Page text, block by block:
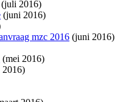
(juli 2016)
(juni 2016)
mzc 2016 (juni 2016)
(mei 2016)
2016)